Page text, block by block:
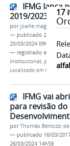
17
IFMG lança
2019/2023
por joarle.magalhaes
— publicado 26/09/2018
20/03/2024 09h35
— registrado em:
PDI
Institucional,
Localizado em Notícias
IFMG vai
para revisão do
porThomás Bertozzi
— publicado 16/03/
26/03/2024 14h58